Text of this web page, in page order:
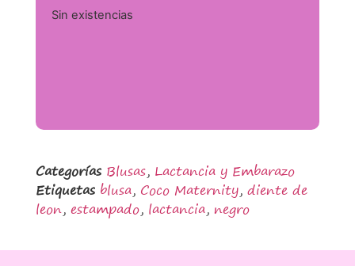
Sin existencias
Categorías Blusas, Lactancia y Embarazo
Etiquetas blusa, Coco Maternity, diente de
leon, estampado, lactancia, negro